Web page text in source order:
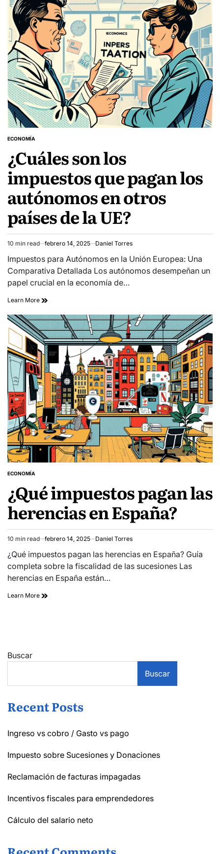
POSTED
ECONOMÍA
¿Cuáles son los
impuestos que pagan los
autónomos en otros
países de la UE?
Estimated
read
time
10 min read febrero 14, 2025 Daniel Torres
Impuestos para Autónomos en la Unión Europea: Una
Comparativa Detallada Los autónomos desempeñan un
papel crucial en la economía de…
Learn More
POSTED
ECONOMÍA
¿Qué impuestos pagan las
herencias en España?
Estimated
read
time
10 min read febrero 14, 2025 Daniel Torres
¿Qué impuestos pagan las herencias en España? Guía
completa sobre la fiscalidad de las sucesiones Las
herencias en España están…
Learn More
Buscar
Buscar
Recent Posts
Ingreso vs cobro / Gasto vs pago
Impuesto sobre Sucesiones y Donaciones
Reclamación de facturas impagadas
Incentivos fiscales para emprendedores
Cálculo del salario neto